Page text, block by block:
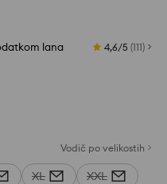
lana 4,6/5 (111)
Vodič po velikostih
XL XXL